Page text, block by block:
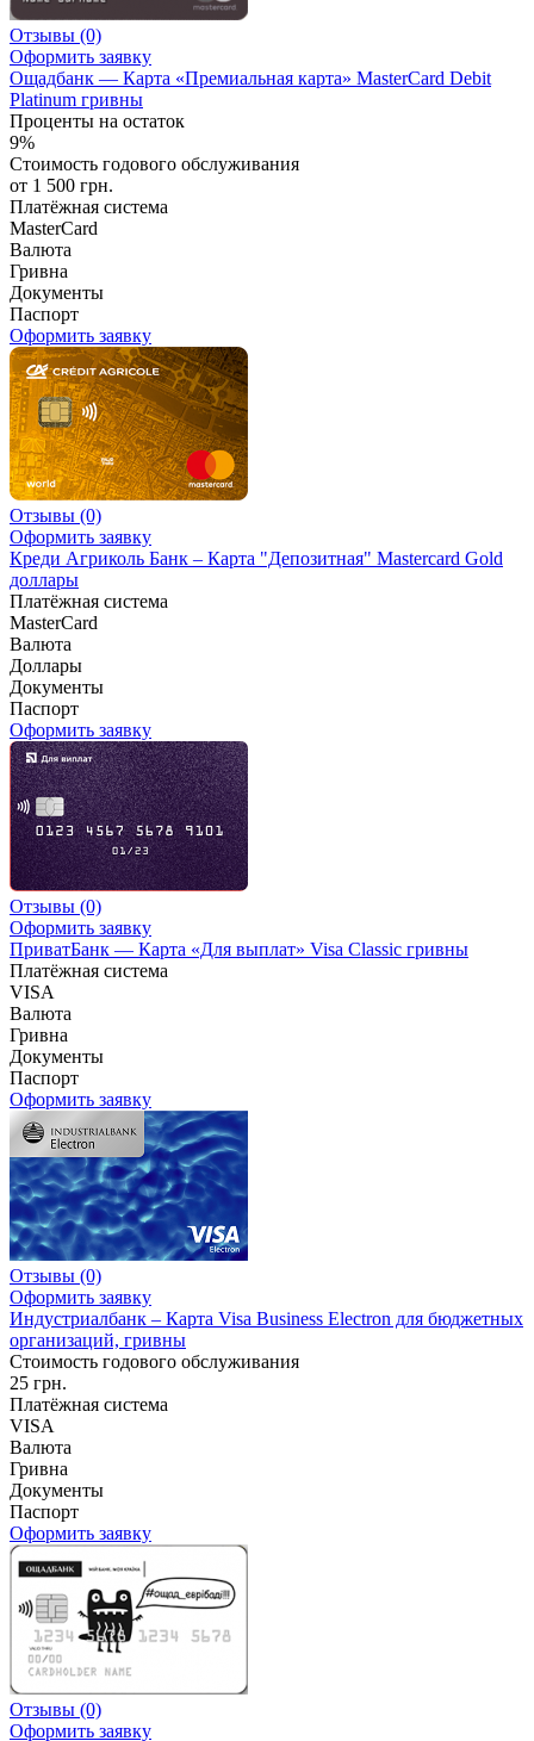
Отзывы (0)
Оформить заявку
Ощадбанк — Карта «Премиальная карта» MasterCard Debit
Platinum гривны
Проценты на остаток
9%
Стоимость годового обслуживания
от 1 500 грн.
Платёжная система
MasterCard
Валюта
Гривна
Документы
Паспорт
Оформить заявку
Отзывы (0)
Оформить заявку
Креди Агриколь Банк – Карта "Депозитная" Mastercard Gold
доллары
Платёжная система
MasterCard
Валюта
Доллары
Документы
Паспорт
Оформить заявку
Отзывы (0)
Оформить заявку
ПриватБанк — Карта «Для выплат» Visa Classic гривны
Платёжная система
VISA
Валюта
Гривна
Документы
Паспорт
Оформить заявку
Отзывы (0)
Оформить заявку
Индустриалбанк – Карта Visa Business Electron для бюджетных
организаций, гривны
Стоимость годового обслуживания
25 грн.
Платёжная система
VISA
Валюта
Гривна
Документы
Паспорт
Оформить заявку
Отзывы (0)
Оформить заявку